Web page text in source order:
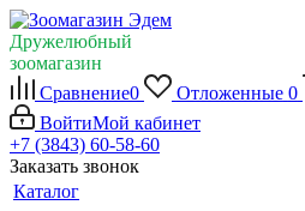
Дружелюбный
зоомагазин
Сравнение0 Отложенные 0
ВойтиМой кабинет
+7 (3843) 60-58-60
Заказать звонок
Каталог